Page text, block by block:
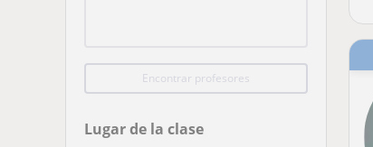
Encontrar profesores
Lugar de la clase